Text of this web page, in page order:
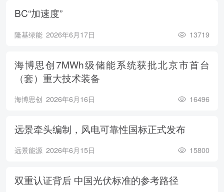
BC“加速度”
隆基绿能 2026年6月17日 13719
海博思创7MWh级储能系统获批北京市首台
（套）重大技术装备
海博思创 2026年6月16日 16496
远景牵头编制，风电可靠性国标正式发布
远景能源 2026年6月15日 15800
双重认证背后 中国光伏标准的参考路径